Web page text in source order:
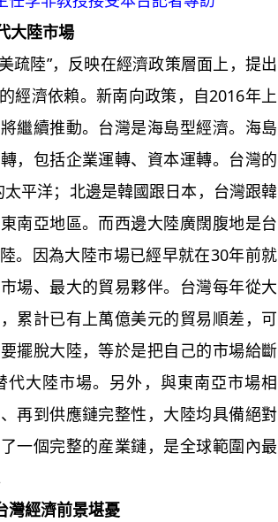
大陸市場
陸”，反映在經濟政策層面上，提出
經濟依賴。新南向政策，自2016年上
繼續推動。台灣是海島型經濟。海島
，包括企業運轉、資本運轉。台灣的
平洋；北邊是韓國跟日本，台灣跟韓
南亞地區。而西邊大陸廣闊腹地是台
。因為大陸市場已經早就在30年前就
場、最大的貿易夥伴。台灣每年從大
累計已有上萬億美元的貿易順差，可
擺脫大陸，等於是把自己的市場給斷
大陸市場。另外，與東南亞市場相
再到供應鏈完整性，大陸均具備絕對
一個完整的産業鏈，是全球範圍內最
經濟前景堪憂